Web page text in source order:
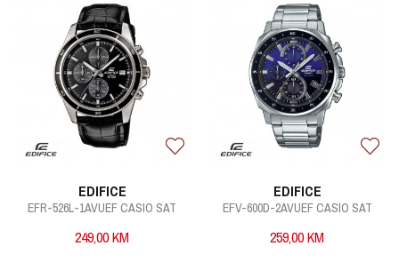
EDIFICE
EFR-526L-1AVUEF CASIO SAT
249,00KM
EDIFICE
EFV-600D-2AVUEF CASIO SAT
259,00KM